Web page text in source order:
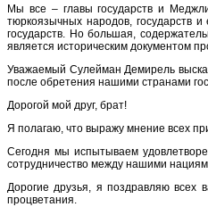
Мы все – главы государств и
тюркоязычных народов, государств
государств. Но большая,
является историческим документом
Уважаемый Сулейман Демирель
после обретения нашими странами
Дорогой мой друг, брат!
Я полагаю, что выражу мнение всех
Сегодня мы испытываем
сотрудничество между нашими
Дорогие друзья, я поздравляю всех
процветания.